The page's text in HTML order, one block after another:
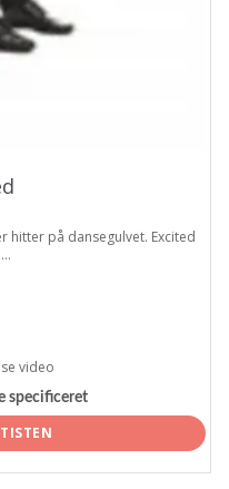
hitter på dansegulvet. Excited
video
specificeret